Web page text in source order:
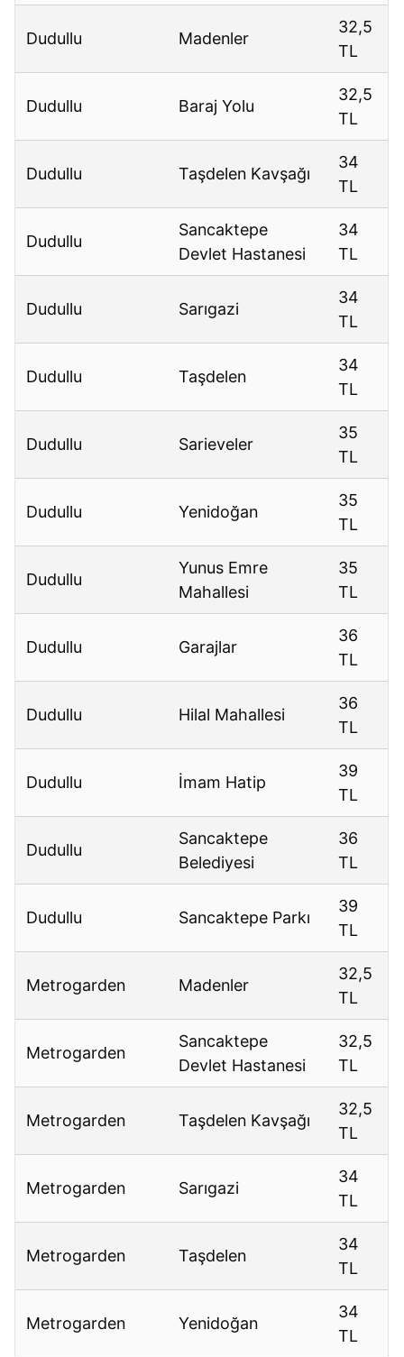
Dudullu Madenler
32,5
TL
Dudullu Baraj Yolu
32,5
TL
Dudullu Taşdelen Kavşağı
34
TL
Dudullu
Sancaktepe
Devlet Hastanesi
34
TL
Dudullu Sarıgazi
34
TL
Dudullu Taşdelen
34
TL
Dudullu Sarieveler
35
TL
Dudullu Yenidoğan
35
TL
Dudullu
Yunus Emre
Mahallesi
35
TL
Dudullu Garajlar
36
TL
Dudullu Hilal Mahallesi
36
TL
Dudullu İmam Hatip
39
TL
Dudullu
Sancaktepe
Belediyesi
36
TL
Dudullu Sancaktepe Parkı
39
TL
Metrogarden Madenler
32,5
TL
Metrogarden
Sancaktepe
Devlet Hastanesi
32,5
TL
Metrogarden Taşdelen Kavşağı
32,5
TL
Metrogarden Sarıgazi
34
TL
Metrogarden Taşdelen
34
TL
Metrogarden Yenidoğan
34
TL